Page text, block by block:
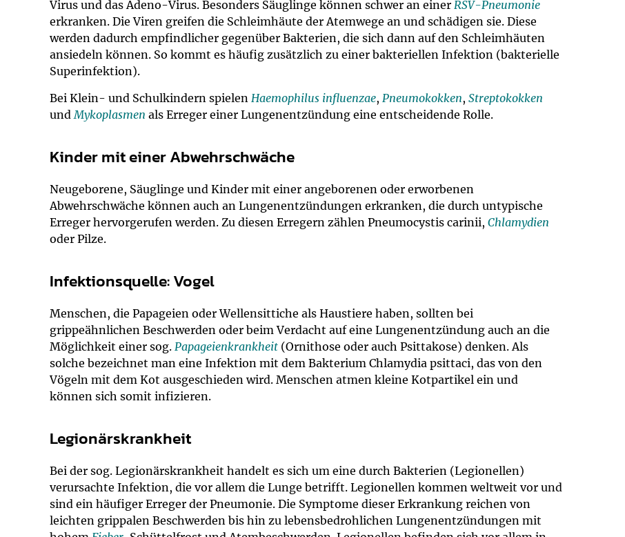
Virus und das Adeno-Virus. Besonders Säuglinge können schwer an einer RSV-Pneumonie
erkranken. Die Viren greifen die Schleimhäute der Atemwege an und schädigen sie. Diese
werden dadurch empfindlicher gegenüber Bakterien, die sich dann auf den Schleimhäuten
ansiedeln können. So kommt es häufig zusätzlich zu einer bakteriellen Infektion (bakterielle
Superinfektion).
Bei Klein- und Schulkindern spielen Haemophilus influenzae, Pneumokokken, Streptokokken
undMykoplasmen als Erreger einer Lungenentzündung eine entscheidende Rolle.
Kinder mit einer Abwehrschwäche
Neugeborene, Säuglinge und Kinder mit einer angeborenen oder erworbenen
Abwehrschwäche können auch an Lungenentzündungen erkranken, die durch untypische
Erreger hervorgerufen werden. Zu diesen Erregern zählen Pneumocystis carinii, Chlamydien
oder Pilze.
Infektionsquelle: Vogel
Menschen, die Papageien oder Wellensittiche als Haustiere haben, sollten bei
grippeähnlichen Beschwerden oder beim Verdacht auf eine Lungenentzündung auch an die
Möglichkeit einer sog. Papageienkrankheit (Ornithose oder auch Psittakose) denken. Als
solche bezeichnet man eine Infektion mit dem Bakterium Chlamydia psittaci, das von den
Vögeln mit dem Kot ausgeschieden wird. Menschen atmen kleine Kotpartikel ein und
können sich somit infizieren.
Legionärskrankheit
Bei der sog. Legionärskrankheit handelt es sich um eine durch Bakterien (Legionellen)
verursachte Infektion, die vor allem die Lunge betrifft. Legionellen kommen weltweit vor und
sind ein häufiger Erreger der Pneumonie. Die Symptome dieser Erkrankung reichen von
leichten grippalen Beschwerden bis hin zu lebensbedrohlichen Lungenentzündungen mit